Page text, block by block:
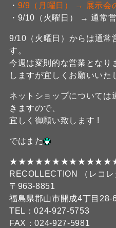
・ 9/9（月曜日） → 展示会
・9/10（火曜日） → 通常
9/10（火曜日）からは通常
す。
今週は変則的な営業となり
しますが宜しくお願いいた
ネットショップについては
きますので、
宜しく御願い致します !
ではまた
RECOLLECTION （レコレ
〒963-8851
福島県郡山市開成4丁目28-
TEL：024-927-5753
FAX：024-927-5981